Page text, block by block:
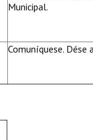
Municipal.
Comuníquese. Dése